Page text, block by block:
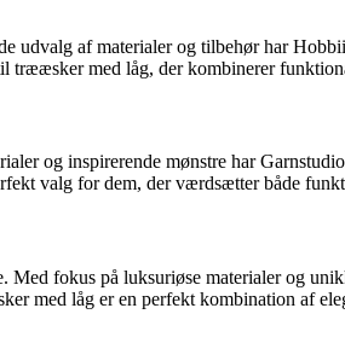
af materialer og tilbehør har
med låg, der kombinerer
og inspirerende mønstre har
valg for dem, der værdsætter både
fokus på luksuriøse materialer og
med låg er en perfekt kombination af